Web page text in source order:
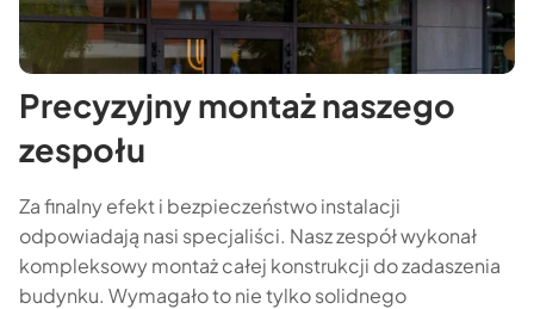
Precyzyjny montaż naszego
zespołu
Za finalny efekt i bezpieczeństwo instalacji
odpowiadają nasi specjaliści. Nasz zespół wykonał
kompleksowy montaż całej konstrukcji do zadaszenia
budynku. Wymagało to nie tylko solidnego